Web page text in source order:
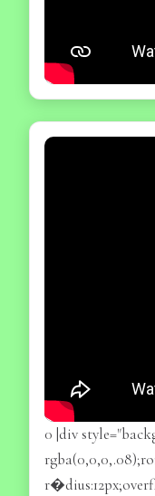
0 |div